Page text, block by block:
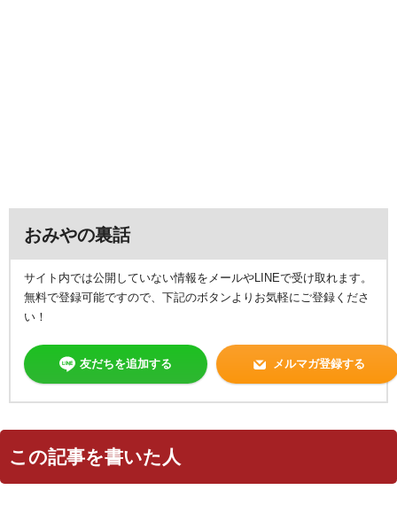
おみやの裏話
サイト内では公開していない情報をメールやLINEで受け取れます。
無料で登録可能ですので、下記のボタンよりお気軽にご登録くださ
い！
友だちを追加する メルマガ登録する
この記事を書いた人